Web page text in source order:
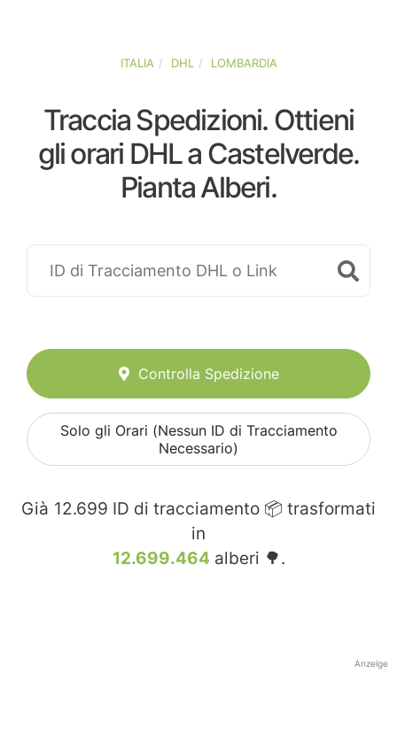
ITALIA DHL LOMBARDIA
Traccia Spedizioni. Ottieni
gli orari DHL a Castelverde.
Pianta Alberi.
Controlla Spedizione
Solo gli Orari (Nessun ID di Tracciamento
Necessario)
Già 12.699 ID di tracciamento 📦 trasformati
in
12.699.464 alberi 🌳.
Anzeige